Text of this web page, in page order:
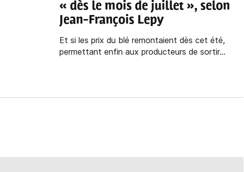
« dès le mois de juillet », selon
Jean-François Lepy
Et si les prix du blé remontaient dès cet été,
permettant enfin aux producteurs de sortir...